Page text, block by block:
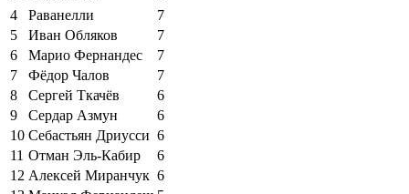
4
Раванелли
7
5
Иван Обляков
7
6
Марио Фернандес
7
7
Фёдор Чалов
7
8
Сергей Ткачёв
6
9
Сердар Азмун
6
10 Себастьян Дриусси 6
11 Отман Эль-Кабир
6
12 Алексей Миранчук 6